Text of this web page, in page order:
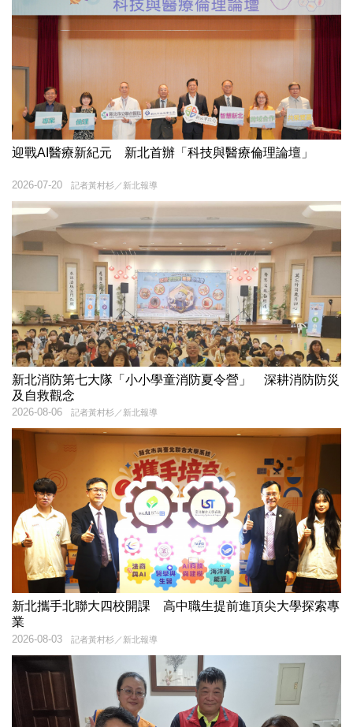
迎戰AI醫療新紀元 新北首辦「科技與醫療倫理論壇」
記者黃村杉／新北報導
2026-07-20
新北消防第七大隊「小小學童消防夏令營」 深耕消防防災
及自救觀念
記者黃村杉／新北報導
2026-08-06
新北攜手北聯大四校開課 高中職生提前進頂尖大學探索專
業
記者黃村杉／新北報導
2026-08-03